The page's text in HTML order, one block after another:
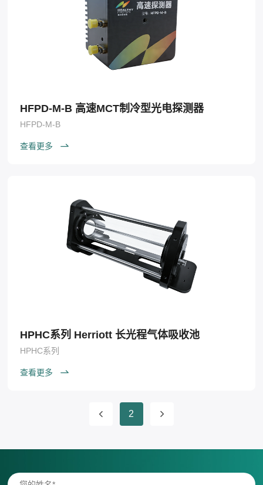
HFPD-M-B 高速MCT制冷型光电探测器
HFPD-M-B
查看更多
HPHC系列 Herriott 长光程气体吸收池
HPHC系列
查看更多
2